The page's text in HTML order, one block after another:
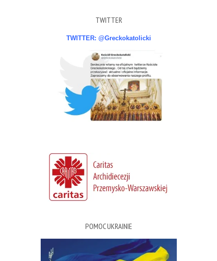
TWITTER
TWITTER: @Greckokatolicki
POMOC UKRAINIE